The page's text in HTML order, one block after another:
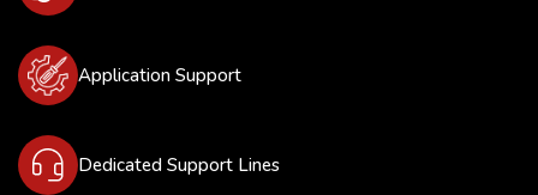
Application Support
Dedicated Support Lines